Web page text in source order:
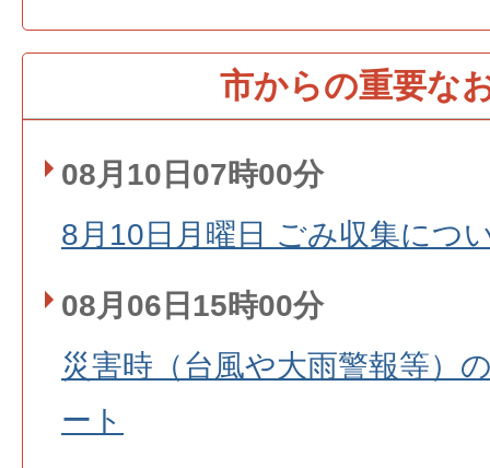
市からの重要な
08月10日07時00分
8月10日月曜日 ごみ収集につ
08月06日15時00分
災害時（台風や大雨警報等）
ート